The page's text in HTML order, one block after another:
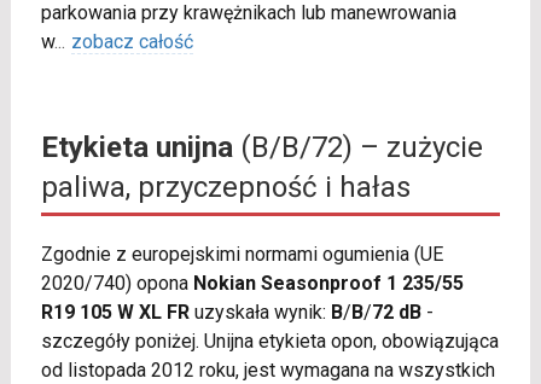
parkowania przy krawężnikach lub manewrowania
w... zobacz całość
Etykieta unijna(B/B/72) – zużycie
paliwa, przyczepność i hałas
Zgodnie z europejskimi normami ogumienia (UE
2020/740) opona Nokian Seasonproof 1 235/55
R19 105 W XL FRuzyskała wynik: B/B/72 dB-
szczegóły poniżej. Unijna etykieta opon, obowiązująca
od listopada 2012 roku, jest wymagana na wszystkich